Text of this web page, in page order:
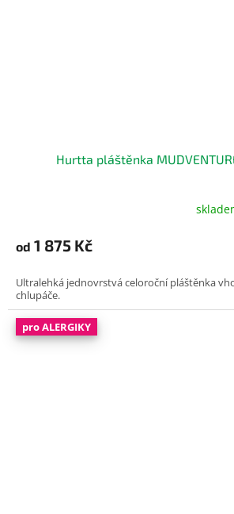
Hurtta pláštěnka
od 1 875 Kč
Ultralehká jednovrstvá celoroční pláštěnka
chlupáče.
pro ALERGIKY